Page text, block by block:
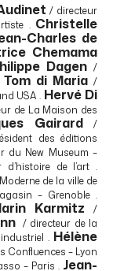
/ directeur
. Christelle
Charles de
Chemama
Dagen /
Tom di Maria /
USA . Hervé Di
de La Maison des
Gairard /
des éditions
du New Museum –
de l’art .
de la ville de
– Grenoble .
Karmitz /
/ directeur de la
. Hélène
Confluences – Lyon
– Paris . Jean-